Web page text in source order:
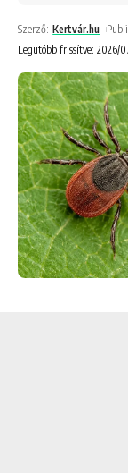
Legutóbb frissítve: 2026/
Szerző: Kertvár.hu